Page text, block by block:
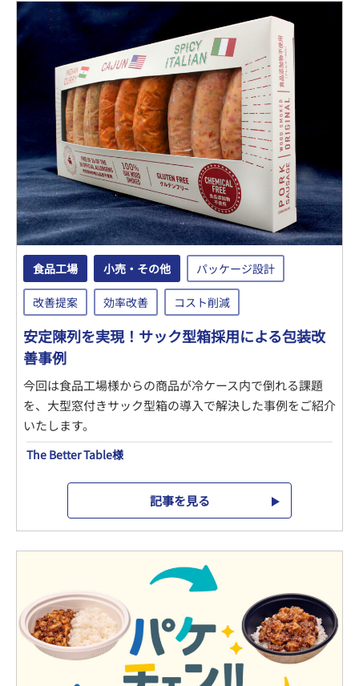
食品工場 小売・その他 パッケージ設計
改善提案 効率改善 コスト削減
安定陳列を実現！サック型箱採用による包装改
善事例
今回は食品工場様からの商品が冷ケース内で倒れる課題
を、大型窓付きサック型箱の導入で解決した事例をご紹介
いたします。
The Better Table様
記事を見る